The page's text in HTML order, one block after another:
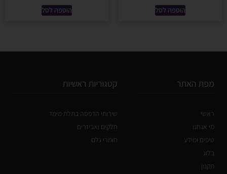
הוספה לסל הוספה לסל
מפת האתר
ראשי
מי אנחנו
טיפים ומידע
בלוג
תקנון
קטגוריות ראשיות
שירותי הדפסה בתלת מימד
חלקים ואביזרים
חומרי גלם